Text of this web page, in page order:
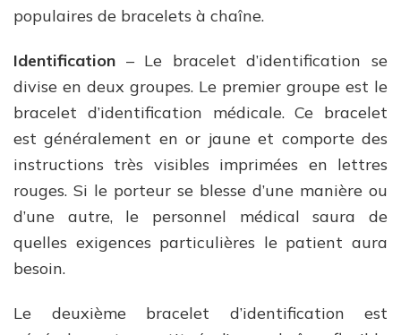
populaires de bracelets à chaîne.
Identification – Le bracelet d’identification se
divise en deux groupes. Le premier groupe est le
bracelet d’identification médicale. Ce bracelet
est généralement en or jaune et comporte des
instructions très visibles imprimées en lettres
rouges. Si le porteur se blesse d’une manière ou
d’une autre, le personnel médical saura de
quelles exigences particulières le patient aura
besoin.
Le deuxième bracelet d’identification est